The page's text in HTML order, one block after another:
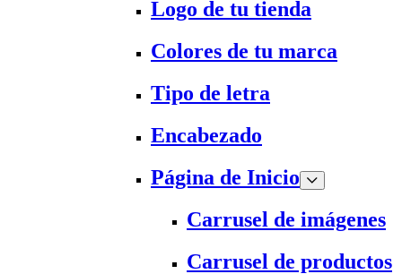
Logo de tu tienda
Colores de tu marca
Tipo de letra
Encabezado
Página de Inicio
Carrusel de imágenes
Carrusel de productos